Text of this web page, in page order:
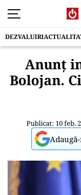
DEZVALUIRI
Anunț
Bolojan.
Publicat: 10 feb.